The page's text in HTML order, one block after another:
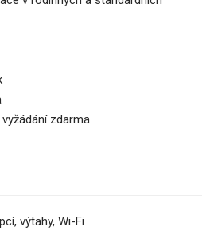
zdarma
výtahy, Wi-Fi